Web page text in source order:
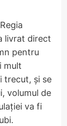
livrat direct
pentru
mult
trecut, și se
volumul de
va fi